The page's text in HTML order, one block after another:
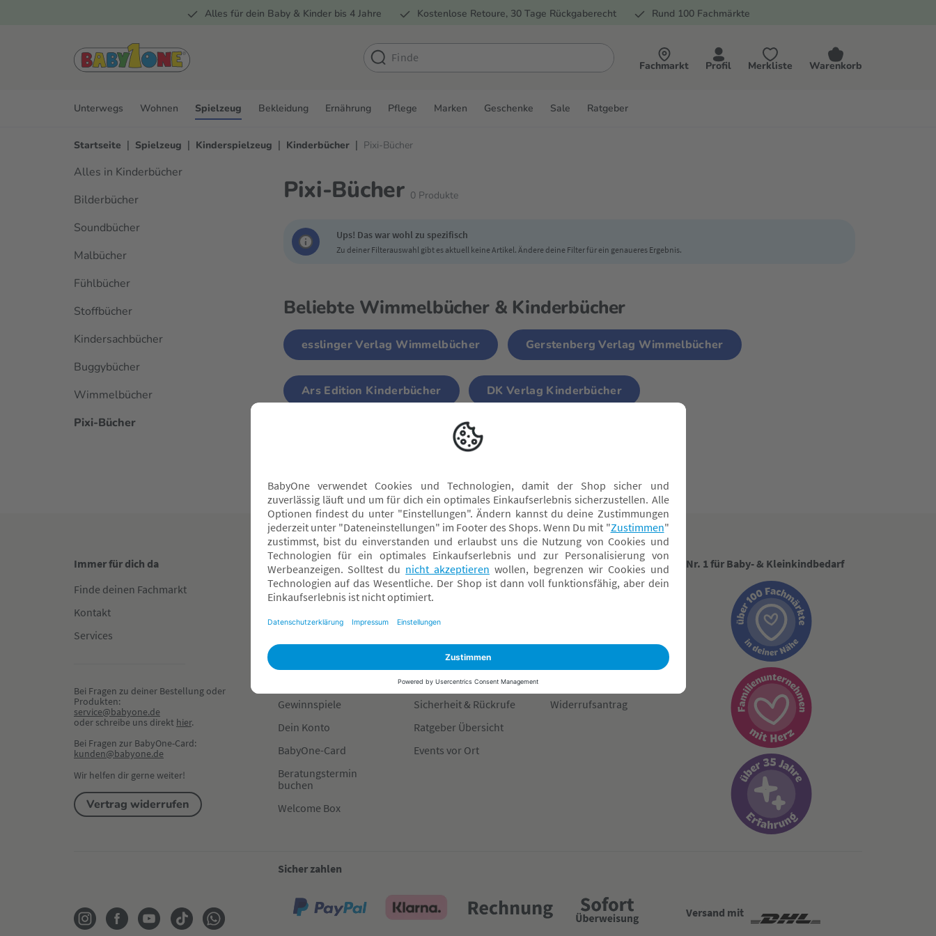
Alles für dein Baby & Kinder bis 4 Jahre Kostenlose Retoure, 30 Tage Rückgaberecht Rund 100 Fachmärkte
Fachmarkt Profil Merkliste Warenkorb
Unterwegs Wohnen Spielzeug Bekleidung Ernährung Pflege Marken Geschenke Sale Ratgeber
Startseite | Spielzeug | Kinderspielzeug | Kinderbücher | Pixi-Bücher
Alles in Kinderbücher
Bilderbücher
Soundbücher
Malbücher
Fühlbücher
Stoffbücher
Kindersachbücher
Buggybücher
Wimmelbücher
Pixi-Bücher
Pixi-Bücher 0Produkte
Ups! Das war wohl zu spezifisch
Zu deiner Filterauswahl gibt es aktuell keine Artikel. Ändere deine Filter für ein genaueres Ergebnis.
Beliebte Wimmelbücher & Kinderbücher
esslinger Verlag Wimmelbücher Gerstenberg Verlag Wimmelbücher
Ars Edition Kinderbücher DK Verlag Kinderbücher
Oetinger Verlag Kinderbücher
Immer für dich da
Finde deinen Fachmarkt
Kontakt
Services
Bei Fragen zu deiner Bestellung oder
Produkten:
service@babyone.de
oder schreibe uns direkt hier.
Bei Fragen zur BabyOne-Card:
kunden@babyone.de
Wir helfen dir gerne weiter!
Vertrag widerrufen
Gut informiert
Fachhandelsgarantie
Gewinnspiele
Dein Konto
BabyOne-Card
Beratungstermin
buchen
Welcome Box
Über BabyOne
Über Uns
Nachhaltigkeit
Presse
Sicherheit & Rückrufe
Ratgeber Übersicht
Events vor Ort
Rechtliches
Datenschutz
Widerrufsantrag
Nr. 1 für Baby- & Kleinkindbedarf
Sicher zahlen
Versand mit